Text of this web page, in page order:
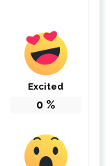
Excited
0 %